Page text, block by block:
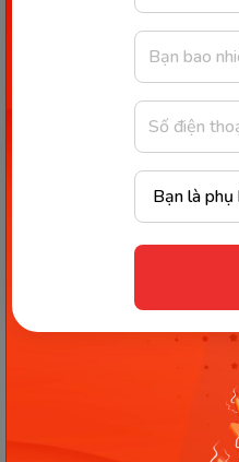
Cách làm:Thịt bò
nhuyễn, măng tây
phần non. Cho
xào chín, sau đó
độ thô phù hợp với
cùng là cho hỗn
cùng với một bát
khoảng 5 phút rồi
là có thể cho bé ăn